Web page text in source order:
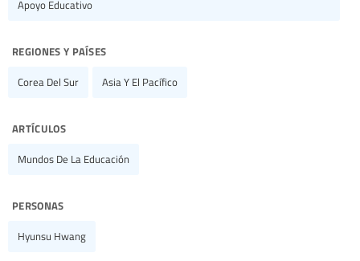
Apoyo Educativo
regiones y países
Corea Del Sur Asia Y El Pacífico
artículos
Mundos De La Educación
personas
Hyunsu Hwang